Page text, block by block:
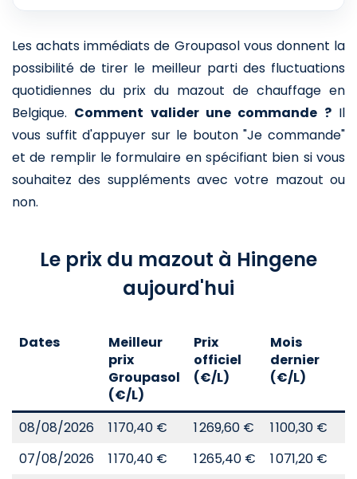
Les achats immédiats de Groupasol vous donnent la
possibilité de tirer le meilleur parti des fluctuations
quotidiennes du prix du mazout de chauffage en
Belgique. Comment valider une commande ?Il
vous suffit d'appuyer sur le bouton "Je commande"
et de remplir le formulaire en spécifiant bien si vous
souhaitez des suppléments avec votre mazout ou
non.
Le prix du mazout à Hingene
aujourd'hui
Dates
Meilleur
prix
Groupasol
(€/L)
Prix
officiel
(€/L)
Mois
dernier
(€/L)
08/08/2026 1 170,40 € 1 269,60 € 1 100,30 €
07/08/2026
1 170,40 € 1 265,40 € 1 071,20 €